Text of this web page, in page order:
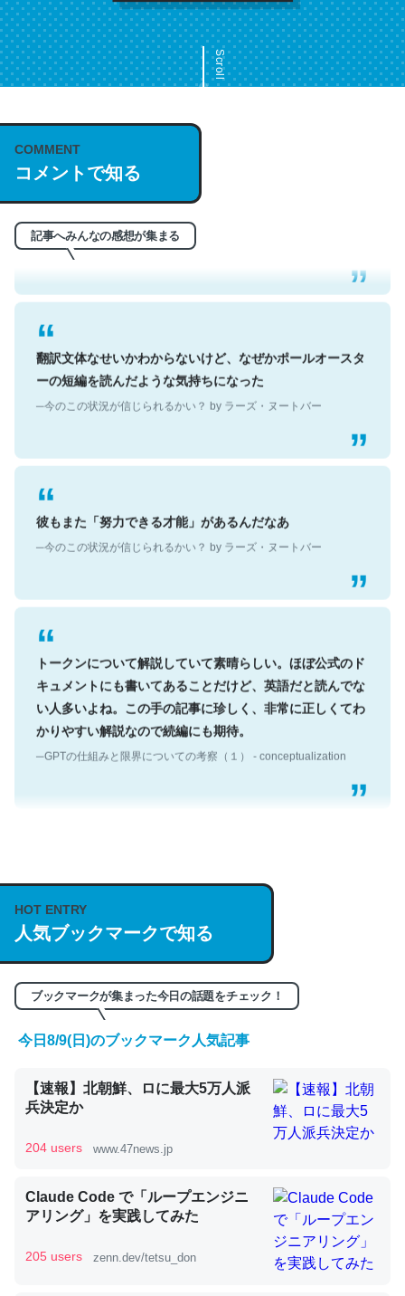
Scroll
COMMENT
コメントで知る
記事へみんなの感想が集まる
これは名文。彼はとてもクレバーなんだろうなと凄く思
う。英語少しでも読める人は原文もお勧め。自分はこの流
れ好き。Let’s Fucking Go. Then Covid hit. Shit.
─今のこの状況が信じられるかい？ by ラーズ・ヌートバー
翻訳文体なせいかわからないけど、なぜかポールオースタ
ーの短編を読んだような気持ちになった
彼もまた「努力できる才能」があるんだなあ
トークンについて解説していて素晴らしい。ほぼ公式のド
キュメントにも書いてあることだけど、英語だと読んでな
い人多いよね。この手の記事に珍しく、非常に正しくてわ
かりやすい解説なので続編にも期待。
─GPTの仕組みと限界についての考察（１） - conceptualization
説してる記事が少ないので貴重な良記事。/続編来た
https://isobe324649.hatenablog.com/entry/2023/03/27
/064121
─GPTの仕組みと限界についての考察（１） - conceptualization
くらい。小説でいう「ずっと前の伏線」は回収されないけ
ど、短期記憶というには多い分量。進化すればするほど分
かりやすく強くなりそう
HOT ENTRY
人気ブックマークで知る
ブックマークが集まった今日の話題をチェック！
今日8/9(日)のブックマーク人気記事
【速報】北朝鮮、ロに最大5万人派
兵決定か
204 users www.47news.jp
Claude Code で「ループエンジニ
アリング」を実践してみた
205 users zenn.dev/tetsu_don